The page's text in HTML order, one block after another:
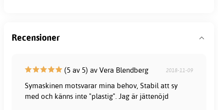
Recensioner
(5 av 5) av Vera Blendberg 2018-11-09
Symaskinen motsvarar mina behov, Stabil att sy
med och känns inte "plastig". Jag är jättenöjd